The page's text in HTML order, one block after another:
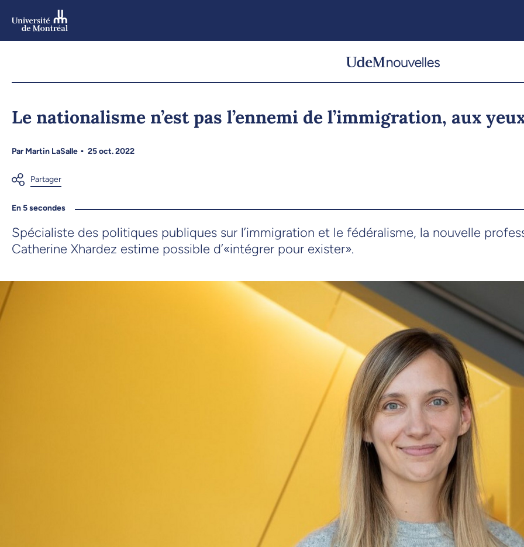
Le nationalisme n’est pas l’ennemi de l’immigration, aux
ParMartin LaSalle 25 oct. 2022
En 5 secondes
Spécialiste des politiques publiques sur l’immigration et le fédéralisme, la nouvelle
Catherine Xhardez estime possible d’«intégrer pour exister».